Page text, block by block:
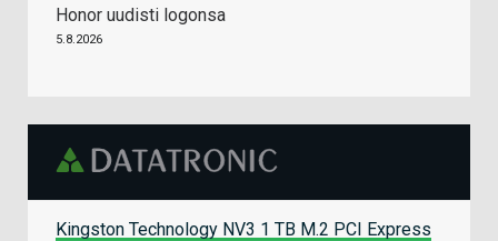
Honor uudisti logonsa
5.8.2026
Kingston Technology NV3 1 TB M.2 PCI Express